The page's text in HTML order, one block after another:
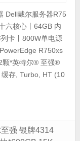
Dell戴尔服务器R75
六核心丨64GB 内
卡丨800W单电源
R750xs
颗*英特尔® 至强®
存, Turbo, HT (10
强 银牌4314